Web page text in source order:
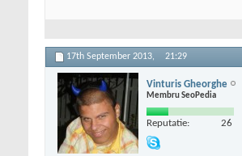
17th September 2013, 21:29
Vinturis Gheorghe
Membru SeoPedia
Reputatie: 26